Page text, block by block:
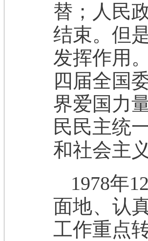
替；人民
结束。但
发挥作用
四届全国
界爱国力
民民主统
和社会主
1978年
面地、认
工作重点